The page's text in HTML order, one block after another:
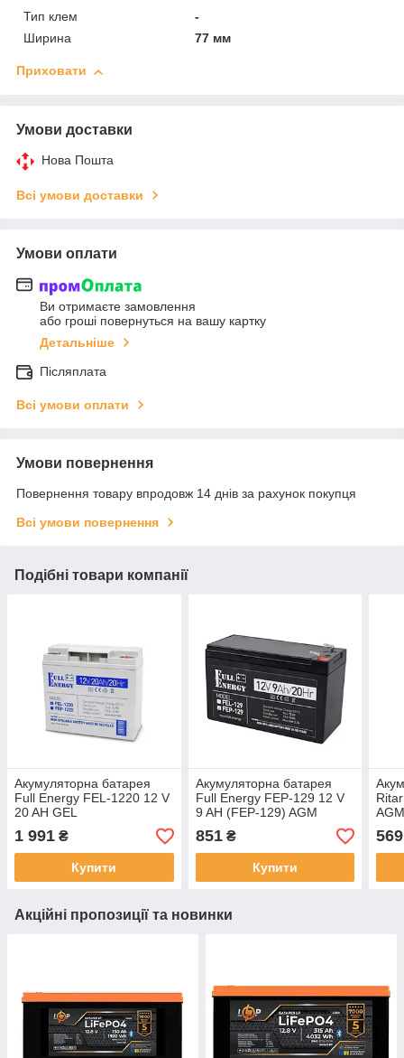
Тип клем
-
Ширина
77 мм
Приховати
Умови доставки
Нова Пошта
Всі умови доставки
Умови оплати
Ви отримаєте замовлення
або гроші повернуться на вашу картку
Детальніше
Післяплата
Всі умови оплати
Умови повернення
Повернення товару впродовж 14 днів за рахунок покупця
Всі умови повернення
Подібні товари компанії
Акумуляторна батарея
Full Energy FEL-1220 12 V
20 AH GEL
1 991 ₴
Купити
Акумуляторна батарея
Full Energy FEP-129 12 V
9 AH (FEP-129) AGM
851₴
Купити
569
Акційні пропозиції та новинки